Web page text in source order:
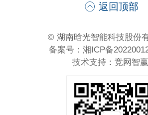
返回顶部
© 湖南晗光智能科技股份
备案号：湘ICP备
技术支持： 竞网智赢